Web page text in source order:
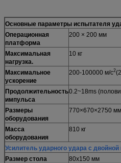
Основные параметры испытателя
Операционная
платформа
200 × 200 мм
Максимальная
нагрузка.
10 кг
Максимальное
ускорение
200-100000 м/с2
Продолжительность
импульса
0.2~18ms
Размеры
оборудования
770×670×2750 мм
Масса
оборудования
810 кг
Усилитель ударного удара с
Размер стола
80x150 мм